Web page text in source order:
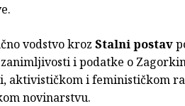
vodstvo kroz Stalni postav
i podatke o
aktivističkom i feminističkom
novinarstvu.